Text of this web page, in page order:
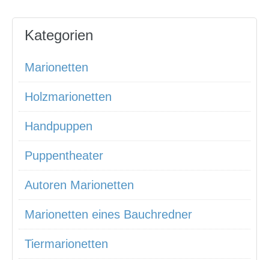
Kategorien
Marionetten
Holzmarionetten
Handpuppen
Puppentheater
Autoren Marionetten
Marionetten eines Bauchredner
Tiermarionetten